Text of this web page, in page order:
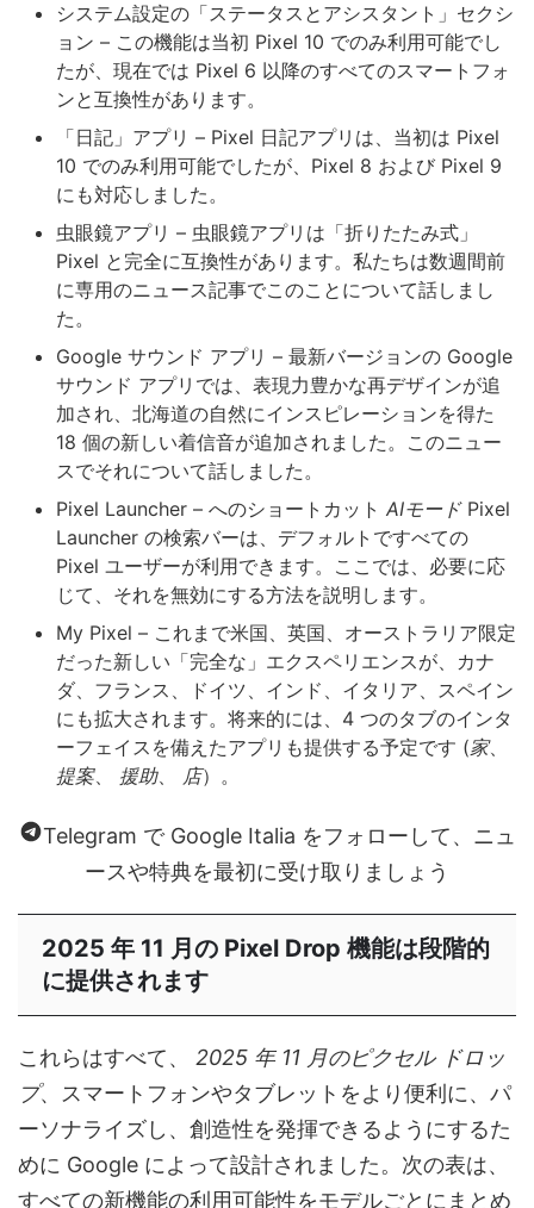
システム設定の「ステータスとアシスタント」セクシ
ョン – この機能は当初 Pixel 10 でのみ利用可能でし
たが、現在では Pixel 6 以降のすべてのスマートフォ
ンと互換性があります。
「日記」アプリ – Pixel 日記アプリは、当初は Pixel
10 でのみ利用可能でしたが、Pixel 8 および Pixel 9
にも対応しました。
虫眼鏡アプリ – 虫眼鏡アプリは「折りたたみ式」
Pixel と完全に互換性があります。私たちは数週間前
に専用のニュース記事でこのことについて話しまし
た。
Google サウンド アプリ – 最新バージョンの Google
サウンド アプリでは、表現力豊かな再デザインが追
加され、北海道の自然にインスピレーションを得た
18 個の新しい着信音が追加されました。このニュー
スでそれについて話しました。
Pixel Launcher – へのショートカット AIモード Pixel
Launcher の検索バーは、デフォルトですべての
Pixel ユーザーが利用できます。ここでは、必要に応
じて、それを無効にする方法を説明します。
My Pixel – これまで米国、英国、オーストラリア限定
だった新しい「完全な」エクスペリエンスが、カナ
ダ、フランス、ドイツ、インド、イタリア、スペイン
にも拡大されます。将来的には、4 つのタブのインタ
ーフェイスを備えたアプリも提供する予定です (家、
提案、 援助、 店）。
Telegram で Google Italia をフォローして、ニュ
ースや特典を最初に受け取りましょう
2025 年 11 月の Pixel Drop 機能は段階的
に提供されます
これらはすべて、 2025 年 11 月のピクセル ドロッ
プ、スマートフォンやタブレットをより便利に、パ
ーソナライズし、創造性を発揮できるようにするた
めに Google によって設計されました。次の表は、
すべての新機能の利用可能性をモデルごとにまとめ